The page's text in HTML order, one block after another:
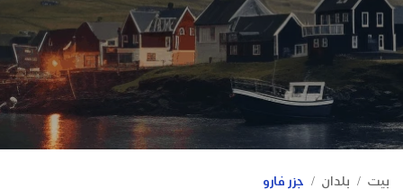
بيت / بلدان / جزر فارو